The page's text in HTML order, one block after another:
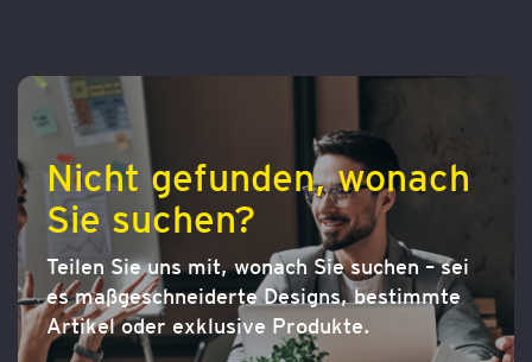
Nicht gefunden, wonach
Sie suchen?
Teilen Sie uns mit, wonach Sie suchen – sei
es maßgeschneiderte Designs, bestimmte
Artikel oder exklusive Produkte.